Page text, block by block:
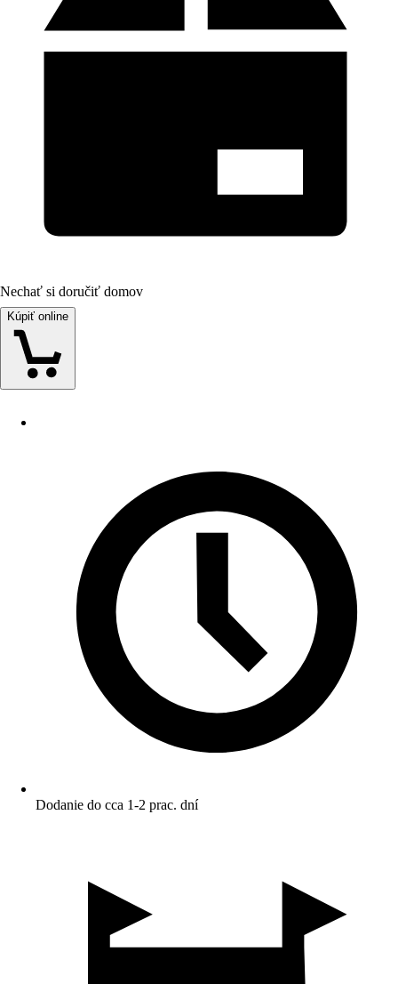
Nechať si doručiť domov
Kúpiť online
Dodanie do cca 1-2 prac. dní